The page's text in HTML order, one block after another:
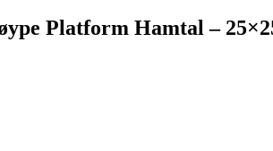
Platform Hamtal –